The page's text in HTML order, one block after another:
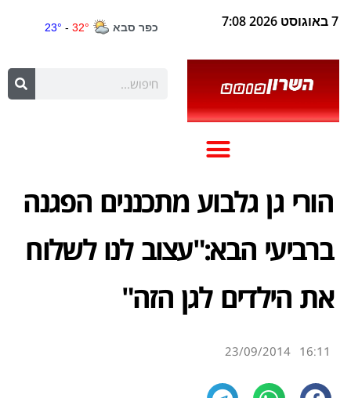
7 באוגוסט 2026 7:08
הורי גן גלבוע מתכננים הפגנה
ברביעי הבא:"עצוב לנו לשלוח
את הילדים לגן הזה"
16:11
23/09/2014